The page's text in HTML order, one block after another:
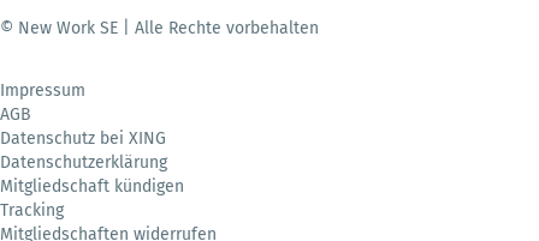
© New Work SE | Alle Rechte vorbehalten
Impressum
AGB
Datenschutz bei XING
Datenschutzerklärung
Mitgliedschaft kündigen
Tracking
Mitgliedschaften widerrufen